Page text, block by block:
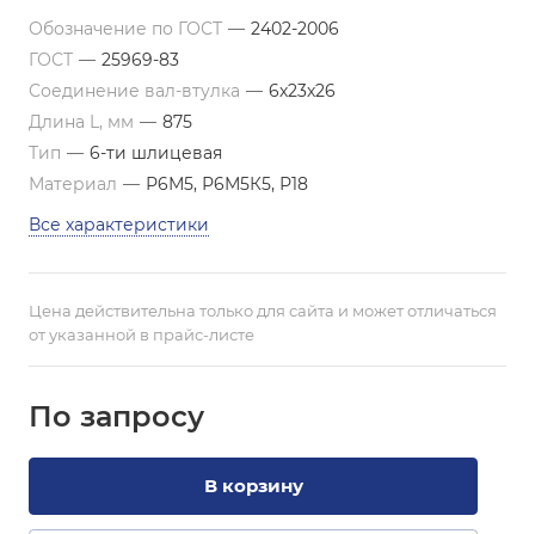
Обозначение по ГОСТ — 2402-2006
ГОСТ — 25969-83
Соединение вал-втулка — 6х23х26
Длина L, мм — 875
Тип — 6-ти шлицевая
Материал — Р6М5, Р6М5К5, Р18
Все характеристики
Цена действительна только для сайта и может отличаться
от указанной в прайс-листе
По запросу
В корзину